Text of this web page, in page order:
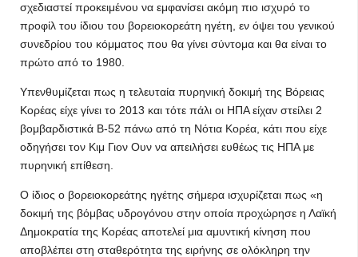
σχεδιαστεί προκειμένου να εμφανίσει ακόμη πιο ισχυρό το
προφίλ του ίδιου του βορειοκορεάτη ηγέτη, εν όψει του γενικού
συνεδρίου του κόμματος που θα γίνει σύντομα και θα είναι το
πρώτο από το 1980.
Υπενθυμίζεται πως η τελευταία πυρηνική δοκιμή της Βόρειας
Κορέας είχε γίνει το 2013 και τότε πάλι οι ΗΠΑ είχαν στείλει 2
βομβαρδιστικά Β-52 πάνω από τη Νότια Κορέα, κάτι που είχε
οδηγήσει τον Κιμ Γιον Ουν να απειλήσει ευθέως τις ΗΠΑ με
πυρηνική επίθεση.
Ο ίδιος ο βορειοκορεάτης ηγέτης σήμερα ισχυρίζεται πως «η
δοκιμή της βόμβας υδρογόνου στην οποία προχώρησε η Λαϊκή
Δημοκρατία της Κορέας αποτελεί μια αμυντική κίνηση που
αποβλέπει στη σταθερότητα της ειρήνης σε ολόκληρη την